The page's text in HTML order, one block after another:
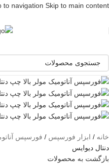
to navigation Skip to main content
[ یکبار خرید و
خانه / ابزار فورسپس / فورسپس
دنتال دیوایس
بازگشت به محصولات